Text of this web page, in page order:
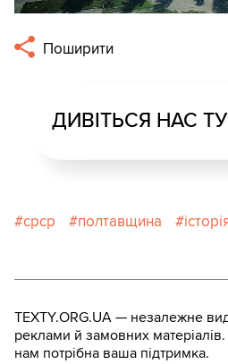
Поширити
ДИВІТЬСЯ НАС
срср полтавщина
TEXTY.ORG.UA — незалежне
реклами й замовних
нам потрібна ваша підтримка.